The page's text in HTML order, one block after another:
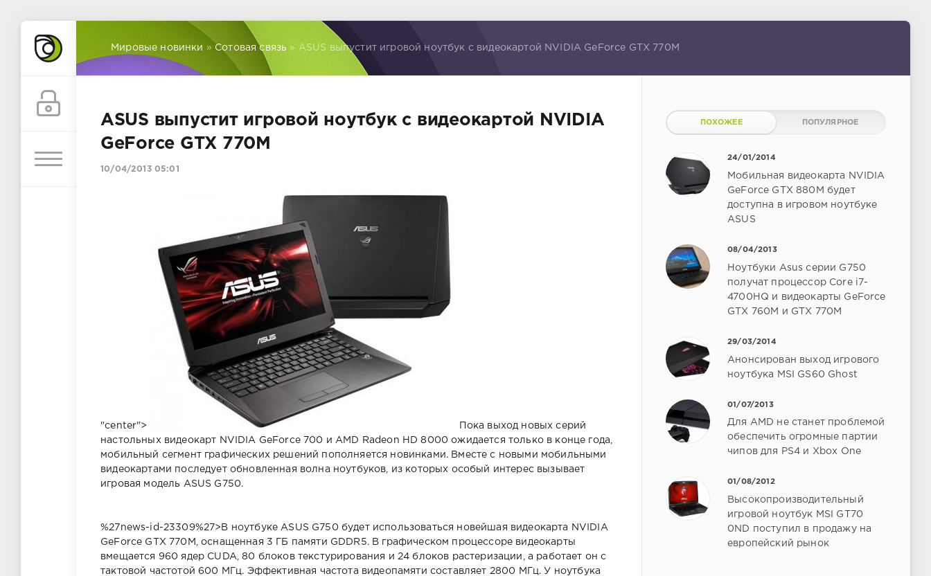
Мировые новинки » Сотовая связь » ASUS выпустит игровой ноутбук с видеокартой NVIDIA GeForce GTX 770M
ASUS выпустит игровой ноутбук с видеокартой NVIDIA
GeForce GTX 770M
10/04/2013 05:01
"center">
Пока выход новых серий
настольных видеокарт NVIDIA GeForce 700 и AMD Radeon HD 8000 ожидается только в конце года,
мобильный сегмент графических решений пополняется новинками. Вместе с новыми мобильными
видеокартами последует обновленная волна ноутбуков, из которых особый интерес вызывает
игровая модель ASUS G750.
%27news-id-23309%27>В ноутбуке ASUS G750 будет использоваться новейшая видеокарта NVIDIA
GeForce GTX 770M, оснащенная 3 ГБ памяти GDDR5. В графическом процессоре видеокарты
вмещается 960 ядер CUDA, 80 блоков текстурирования и 24 блоков растеризации, а работает он с
тактовой частотой 600 МГц. Эффективная частота видеопамяти составляет 2800 МГц. У ноутбука
ПОХОЖЕЕ ПОПУЛЯРНОЕ
24/01/2014
Мобильная видеокарта NVIDIA
GeForce GTX 880M будет
доступна в игровом ноутбуке
ASUS
08/04/2013
Ноутбуки Asus серии G750
получат процессор Core i7-
4700HQ и видеокарты GeForce
GTX 760M и GTX 770M
29/03/2014
Анонсирован выход игрового
ноутбука MSI GS60 Ghost
01/07/2013
Для AMD не станет проблемой
обеспечить огромные партии
чипов для PS4 и Xbox One
01/08/2012
Высокопроизводительный
игровой ноутбук MSI GT70
0ND поступил в продажу на
европейский рынок